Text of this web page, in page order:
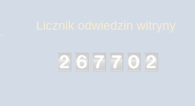
Licznik odwiedzin witryny